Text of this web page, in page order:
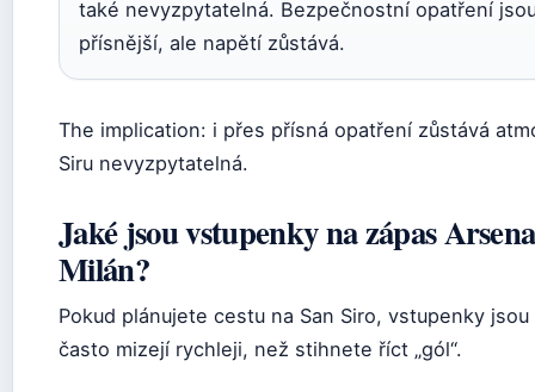
také nevyzpytatelná. Bezpečnostní opatření
přísnější, ale napětí zůstává.
The implication: i přes přísná opatření zůstává
Siru nevyzpytatelná.
Jaké jsou vstupenky na zápas
Milán?
Pokud plánujete cestu na San Siro, vstupenky jsou
často mizejí rychleji, než stihnete říct „gól“.